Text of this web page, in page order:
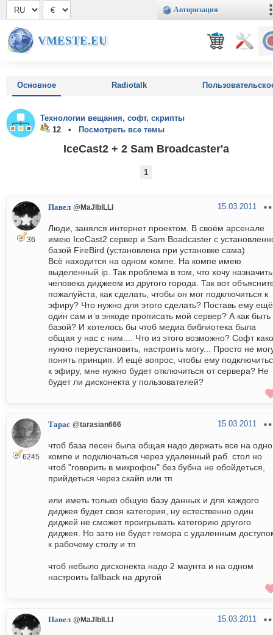
Авторизация
VMESTE.EU
Основное Radiotalk
Технологии вещания, софт, скрипты
12 •
Посмотреть все темы
IceCast2 + 2 Sam Broadcaster'a
1
36
Павел @MaJlblLLl 15.03.2011
Люди, занялся интернет проектом. В своём арсенале
имею IceCast2 сервер и Sam Boadcaster с
базой FireBird (установлена при установке сама)
Всё находится на одном компе. На компе имею
выделенный ip. Так проблема в том, что хочу назначить
человека диджеем из другого города. Так вот
пожалуйста, как сделать, чтобы он мог подключиться к
эфиру? Что нужно для этого сделать? Поставь ему ещё
один сам и в энкоде прописать мой сервер? А как быть
базой? И хотелось бы чтоб медиа библиотека была
общая у нас с ним.... Что из этого возможно? Софт
нужно переустановить, настроить могу... Просто не
понять принцип. И ещё вопрос, чтобы ему
к эфиру, мне нужно будет отключиться от сервера? Не
будет ли дисконекта у пользователей?
6245
Тарас @tarasian666 15.03.2011
чтоб база песен была общая надо держать все на
компе и подключаться через удаленный раб. стол но
чтоб "говорить в микрофон" без бубна не обойдеться,
прийдеться через скайп или тп
или иметь только общую базу данных и для каждого
диджея будет своя категория, ну естественно один
диджей не сможет проигрывать категорию другого
диджея. Но зато не будет гемора с удаленным
к рабочему столу и тп
чтоб небыло дисконекта надо 2 маунта и на одном
настроить fallback на другой
Павел @MaJlblLLl 15.03.2011